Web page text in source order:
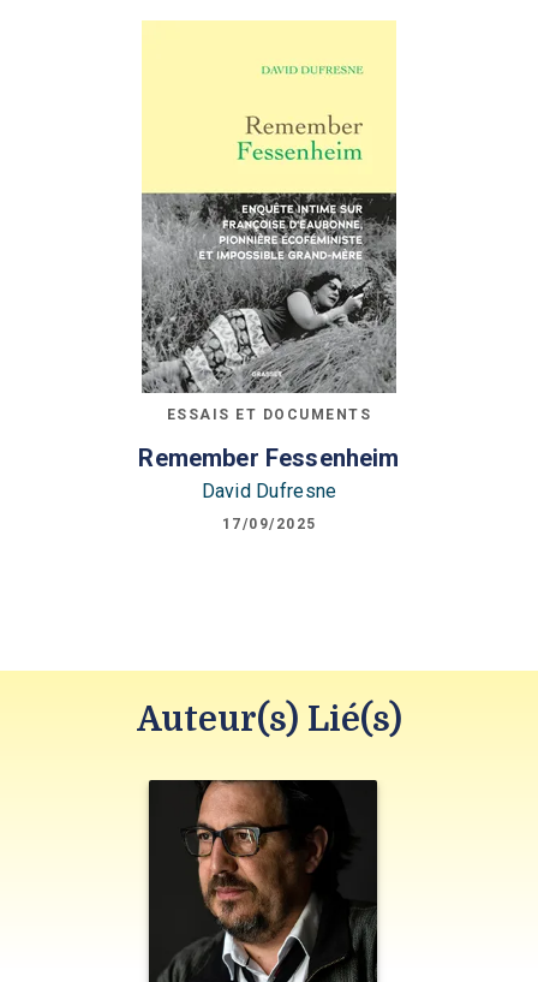
ESSAIS ET DOCUMENTS
Remember Fessenheim
David Dufresne
17/09/2025
Auteur(s) Lié(s)